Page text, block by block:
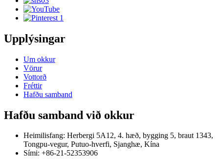
Upplýsingar
Um okkur
Vörur
Vottorð
Fréttir
Hafðu samband
Hafðu samband við okkur
Heimilisfang: Herbergi 5A12, 4. hæð, bygging 5, braut 1343,
Tongpu-vegur, Putuo-hverfi, Sjanghæ, Kína
Sími: +86-21-52353906